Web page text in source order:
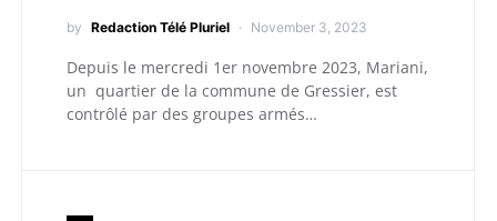
by Redaction Télé Pluriel November 3, 2023
Depuis le mercredi 1er novembre 2023, Mariani,
un quartier de la commune de Gressier, est
contrôlé par des groupes armés…